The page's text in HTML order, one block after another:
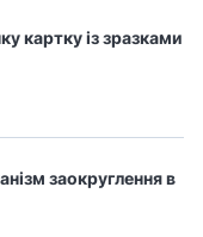
картку із зразками
заокруглення в